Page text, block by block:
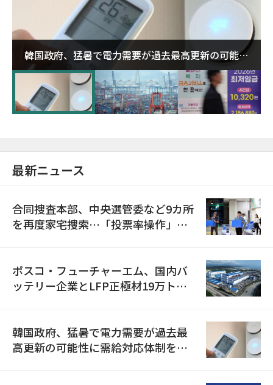
韓国政府、猛暑で電力需要が過去最高更新の可能性
に需給対応体制を点検
最新ニュース
合同捜査本部、中央選管委など9カ所
を再度家宅捜索…「投票率操作」の
ポスコ・フューチャーエム、国内バ
ッテリー企業とLFP正極材19万トン
韓国政府、猛暑で電力需要が過去最
高更新の可能性に需給対応体制を点